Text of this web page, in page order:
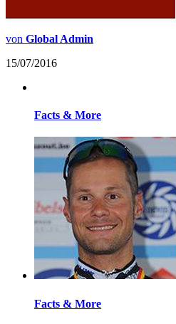
von Global Admin
15/07/2016
Facts & More
Facts & More